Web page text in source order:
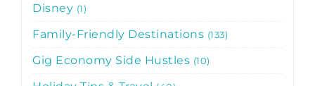
Disney 1
Family-Friendly Destinations 133
Gig Economy Side Hustles 10